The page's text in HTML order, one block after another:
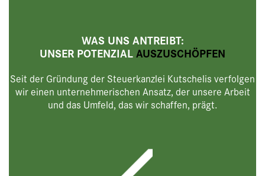
WAS UNS ANTREIBT:
UNSER POTENZIAL AUSZUSCHÖPFEN
Seit der Gründung der Steuerkanzlei Kutschelis verfolgen
wir einen unternehmerischen Ansatz, der unsere Arbeit
und das Umfeld, das wir schaffen, prägt.